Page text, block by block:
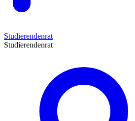
Studierendenrat
Studierendenrat